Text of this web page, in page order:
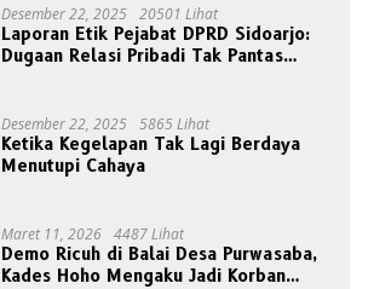
Desember 22, 2025 20501 Lihat
Laporan Etik Pejabat DPRD Sidoarjo:
Dugaan Relasi Pribadi Tak Pantas
Desember 22, 2025 5865 Lihat
Ketika Kegelapan Tak Lagi Berdaya
Menutupi Cahaya
Maret 11, 2026 4487 Lihat
Demo Ricuh di Balai Desa Purwasaba,
Kades Hoho Mengaku Jadi Korban